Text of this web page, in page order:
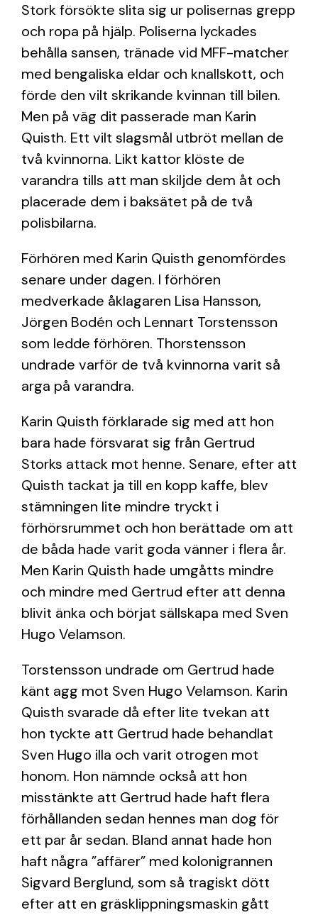
Stork försökte slita sig ur polisernas grepp
och ropa på hjälp. Poliserna lyckades
behålla sansen, tränade vid MFF-matcher
med bengaliska eldar och knallskott, och
förde den vilt skrikande kvinnan till bilen.
Men på väg dit passerade man Karin
Quisth. Ett vilt slagsmål utbröt mellan de
två kvinnorna. Likt kattor klöste de
varandra tills att man skiljde dem åt och
placerade dem i baksätet på de två
polisbilarna.
Förhören med Karin Quisth genomfördes
senare under dagen. I förhören
medverkade åklagaren Lisa Hansson,
Jörgen Bodén och Lennart Torstensson
som ledde förhören. Thorstensson
undrade varför de två kvinnorna varit så
arga på varandra.
Karin Quisth förklarade sig med att hon
bara hade försvarat sig från Gertrud
Storks attack mot henne. Senare, efter att
Quisth tackat ja till en kopp kaffe, blev
stämningen lite mindre tryckt i
förhörsrummet och hon berättade om att
de båda hade varit goda vänner i flera år.
Men Karin Quisth hade umgåtts mindre
och mindre med Gertrud efter att denna
blivit änka och börjat sällskapa med Sven
Hugo Velamson.
Torstensson undrade om Gertrud hade
känt agg mot Sven Hugo Velamson. Karin
Quisth svarade då efter lite tvekan att
hon tyckte att Gertrud hade behandlat
Sven Hugo illa och varit otrogen mot
honom. Hon nämnde också att hon
misstänkte att Gertrud hade haft flera
förhållanden sedan hennes man dog för
ett par år sedan. Bland annat hade hon
haft några ”affärer” med kolonigrannen
Sigvard Berglund, som så tragiskt dött
efter att en gräsklippningsmaskin gått